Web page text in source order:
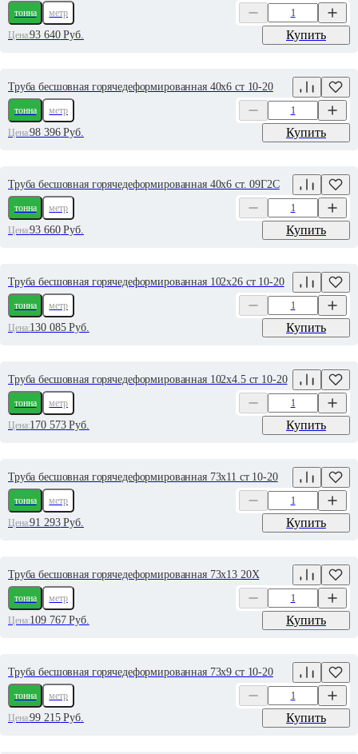
тонна
метр
Цена:93 640Руб. Купить
Труба бесшовная горячедеформированная 40х6 ст 10-20
тонна
метр
Цена:98 396Руб. Купить
Труба бесшовная горячедеформированная 40х6 ст. 09Г2С
тонна
метр
Цена:93 660Руб. Купить
Труба бесшовная горячедеформированная 102х26 ст 10-20
тонна
метр
Цена:130 085Руб. Купить
Труба бесшовная горячедеформированная 102х4.5 ст 10-20
тонна
метр
Цена:170 573Руб. Купить
Труба бесшовная горячедеформированная 73х11 ст 10-20
тонна
метр
Цена:91 293Руб. Купить
Труба бесшовная горячедеформированная 73х13 20Х
тонна
метр
Цена:109 767Руб. Купить
Труба бесшовная горячедеформированная 73х9 ст 10-20
тонна
метр
Цена:99 215Руб. Купить